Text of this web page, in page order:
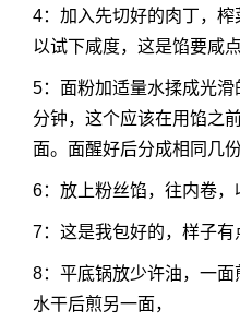
4：加入先切好的肉丁，
以试下咸度，这是馅要咸点
5：面粉加适量水揉成光
分钟，这个应该在用馅之
面。面醒好后分成相同几
6：放上粉丝馅，往内卷，
7：这是我包好的，样子有
8：平底锅放少许油，一面
水干后煎另一面，